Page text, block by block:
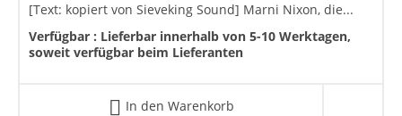
[Text: kopiert von Sieveking Sound] Marni Nixon, die...
Verfügbar : Lieferbar innerhalb von 5-10 Werktagen,
soweit verfügbar beim Lieferanten
In den Warenkorb